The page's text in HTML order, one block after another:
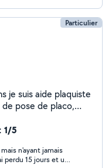
Particulier
je suis aide plaquiste
pose de placo,
1/5
n'ayant jamais